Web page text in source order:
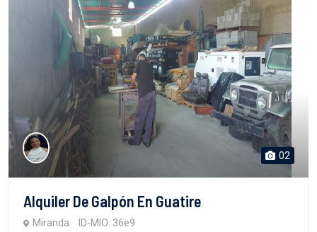
02
Alquiler De Galpón En Guatire
Miranda ID-MIO: 36e9